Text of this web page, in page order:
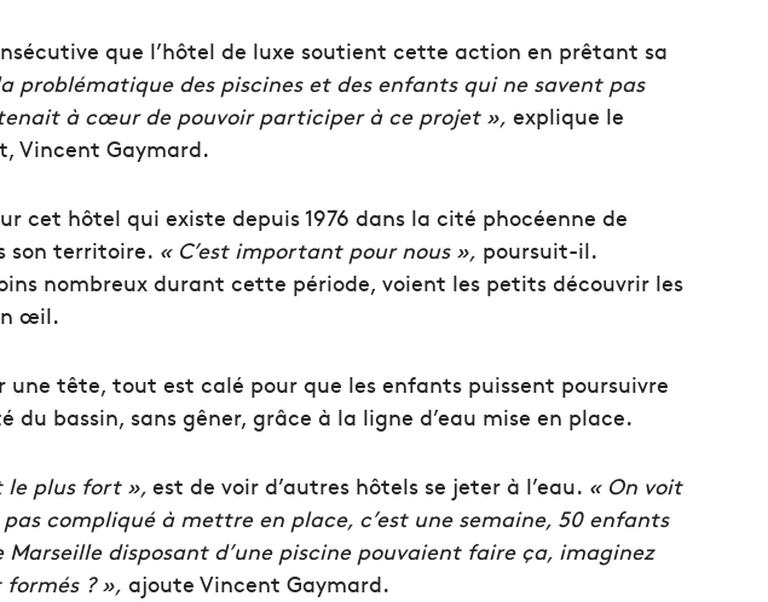
que l’hôtel de luxe soutient cette action en prêtant sa
problématique des piscines et des enfants qui ne savent pas
à cœur de pouvoir participer à ce projet », explique le
Vincent Gaymard.
cet hôtel qui existe depuis 1976 dans la cité phocéenne de
son territoire. « C’est important pour nous », poursuit-il.
nombreux durant cette période, voient les petits découvrir les
œil.
une tête, tout est calé pour que les enfants puissent poursuivre
du bassin, sans gêner, grâce à la ligne d’eau mise en place.
le plus fort »,est de voir d’autres hôtels se jeter à l’eau. « On voit
compliqué à mettre en place, c’est une semaine, 50 enfants
Marseille disposant d’une piscine pouvaient faire ça, imaginez
? », ajoute Vincent Gaymard.